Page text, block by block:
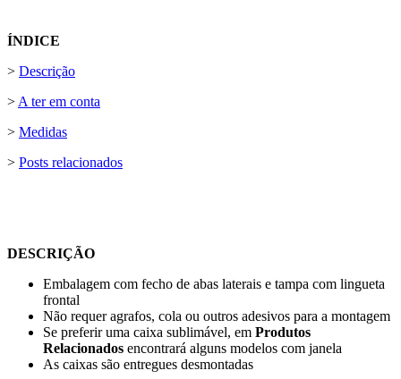
ÍNDICE
> Descrição
>A ter em conta
> Medidas
> Posts relacionados
DESCRIÇÃO
Embalagem com fecho de abas laterais e tampa com lingueta
frontal
Não requer agrafos, cola ou outros adesivos para a montagem
Se preferir uma caixa sublimável, em Produtos
Relacionados encontrará alguns modelos com janela
As caixas são entregues desmontadas